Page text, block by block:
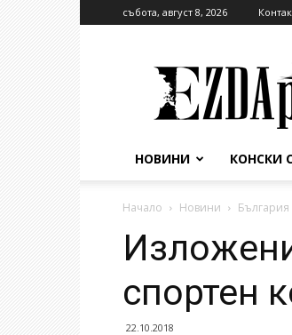
събота, август 8, 2026
НОВИНИ КОНСКИ
Начало Новини България
спортен
22.10.2018